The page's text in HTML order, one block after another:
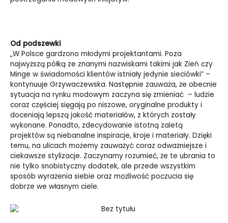
Od podszewki
„W Polsce gardzono młodymi projektantami. Poza
najwyższą półką ze znanymi nazwiskami takimi jak Zień czy
Minge w świadomości klientów istniały jedynie sieciówki” –
kontynuuje Grzywaczewska. Następnie zauważa, że obecnie
sytuacja na rynku modowym zaczyna się zmieniać – ludzie
coraz częściej sięgają po niszowe, oryginalne produkty i
doceniają lepszą jakość materiałów, z których zostały
wykonane. Ponadto, zdecydowanie istotną zaletą
projektów są niebanalne inspiracje, kroje i materiały. Dzięki
temu, na ulicach możemy zauważyć coraz odważniejsze i
ciekawsze stylizacje. Zaczynamy rozumieć, że te ubrania to
nie tylko snobistyczny dodatek, ale przede wszystkim
sposób wyrażenia siebie oraz możliwość poczucia się
dobrze we własnym ciele.